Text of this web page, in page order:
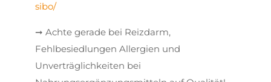
sibo/
➞ Achte gerade bei Reizdarm,
Fehlbesiedlungen Allergien und
Unverträglichkeiten bei